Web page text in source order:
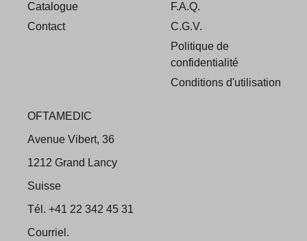
Catalogue
Contact
F.A.Q.
C.G.V.
Politique de
confidentialité
Conditions d'utilisation
OFTAMEDIC
Avenue Vibert, 36
1212 Grand Lancy
Suisse
Tél. +41 22 342 45 31
Courriel.